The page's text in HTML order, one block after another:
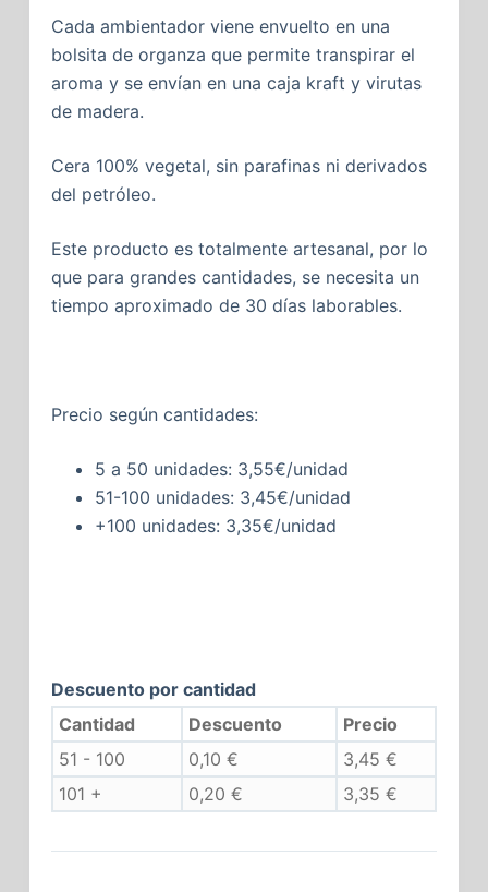
Cada ambientador viene envuelto en una
bolsita de organza que permite transpirar el
aroma y se envían en una caja kraft y virutas
de madera.
Cera 100% vegetal, sin parafinas ni derivados
del petróleo.
Este producto es totalmente artesanal, por lo
que para grandes cantidades, se necesita un
tiempo aproximado de 30 días laborables.
Precio según cantidades:
5 a 50 unidades: 3,55€/unidad
51-100 unidades: 3,45€/unidad
+100 unidades: 3,35€/unidad
Descuento por cantidad
Cantidad
Descuento
Precio
51 - 100
0,10 € 3,45 €
101 +
0,20 € 3,35 €